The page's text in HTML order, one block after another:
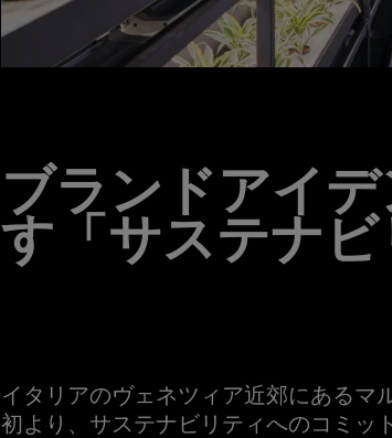
ブランドアイ
す「サステナビ
イタリアのヴェネツィア近郊にあるマ
初より、サステナビリティへのコミッ